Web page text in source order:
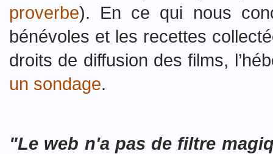
proverbe). En ce qui nous
bénévoles et les recettes
droits de diffusion des films,
un sondage.
"Le web n'a pas de filtre